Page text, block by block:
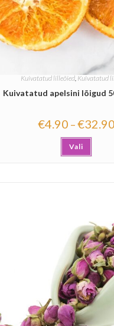
Kuivatatud lilleõied Kuivatatud
Kuivatatud apelsini lõigud
€4.90 –€32.90
Vali